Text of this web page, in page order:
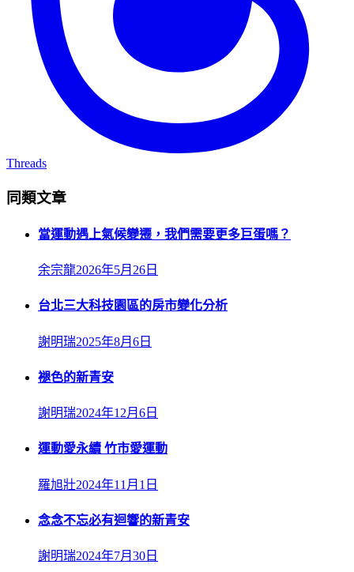
Threads
同類文章
當運動遇上氣候變遷，我們需要更多巨蛋嗎？
余宗龍2026年5月26日
台北三大科技園區的房市變化分析
謝明瑞2025年8月6日
褪色的新青安
謝明瑞2024年12月6日
運動愛永續 竹市愛運動
羅旭壯2024年11月1日
念念不忘必有迴響的新青安
謝明瑞2024年7月30日